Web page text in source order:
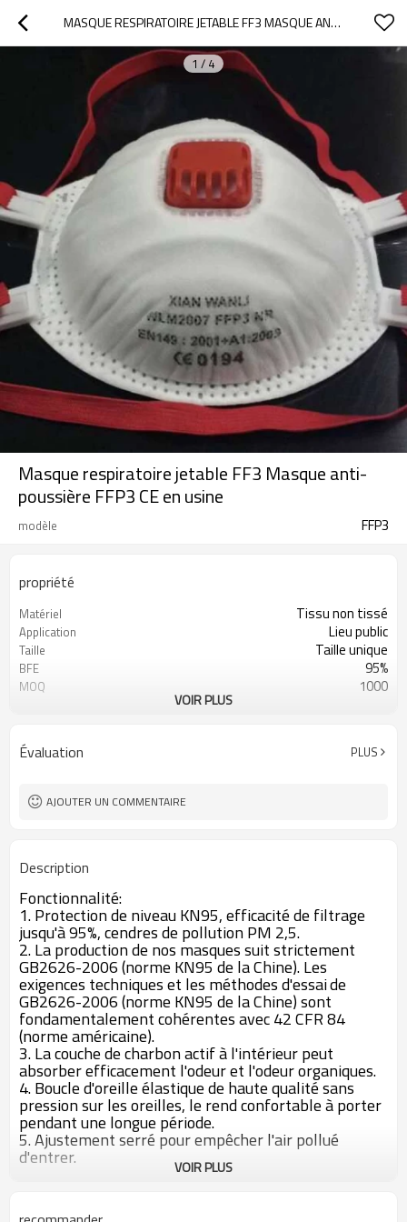
MASQUE RESPIRATOIRE JETABLE FF3 MASQUE ANTI-POUSSIÈRE FFP3 CE EN USINE
1 / 4
Masque respiratoire jetable FF3 Masque anti-
poussière FFP3 CE en usine
modèle FFP3
propriété
Matériel Tissu non tissé
Application Lieu public
Taille Taille unique
BFE 95%
MOQ 1000
VOIR PLUS
Évaluation PLUS
AJOUTER UN COMMENTAIRE
Description
Fonctionnalité:
1. Protection de niveau KN95, efficacité de filtrage
jusqu'à 95%, cendres de pollution PM 2,5.
2. La production de nos masques suit strictement
GB2626-2006 (norme KN95 de la Chine). Les
exigences techniques et les méthodes d'essaide
GB2626-2006 (norme KN95 de la Chine) sont
fondamentalement cohérentes avec 42 CFR 84
(norme américaine).
3. La couche de charbon actif à l'intérieur peut
absorber efficacement l'odeur et l'odeur organiques.
4. Boucle d'oreille élastique de haute qualité sans
pression sur les oreilles, le rend confortable à porter
pendant une longue période.
5. Ajustement serré pour empêcher l'air pollué
d'entrer.
6. Le coussin en éponge pour le nez, le coussin pour le
masque de se sentir plus à l'aise.
VOIR PLUS